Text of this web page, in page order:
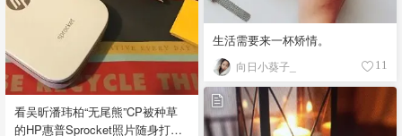
生活需要来一杯矫情。
向日小葵子_ 11
看吴昕潘玮柏“无尾熊”CP被种草
的HP惠普Sprocket照片随身打印